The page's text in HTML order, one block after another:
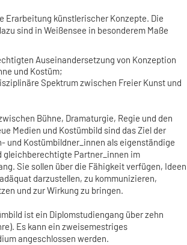
Erarbeitung künstlerischer Konzepte. Die
sind in Weißensee in besonderem Maße
Auseinandersetzung von Konzeption
und Kostüm;
Spektrum zwischen Freier Kunst und
Bühne, Dramaturgie, Regie und den
Medien und Kostümbild sind das Ziel der
und Kostümbildner_innen als eigenständige
gleichberechtigte Partner_innen im
Sie sollen über die Fähigkeit verfügen, Ideen
darzustellen, zu kommunizieren,
und zur Wirkung zu bringen.
ist ein Diplomstudiengang über zehn
Es kann ein zweisemestriges
angeschlossen werden.